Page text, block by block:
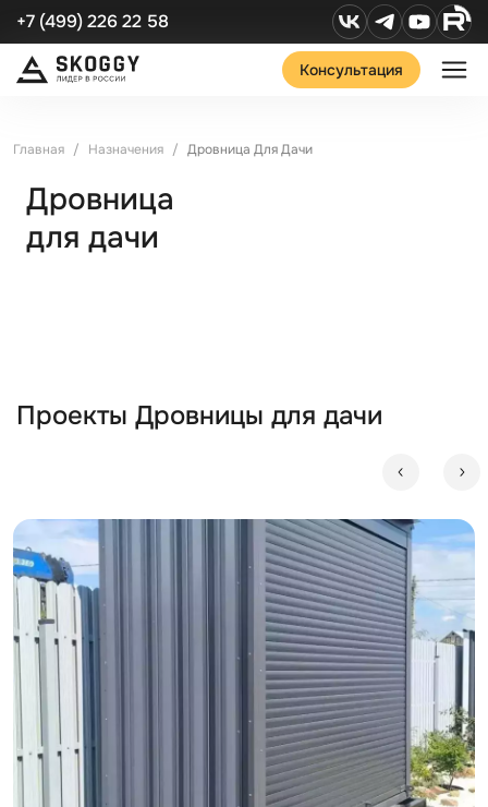
+7 (499) 226 22 58
Консультация
Главная Назначения Дровница Для Дачи
Дровница
для дачи
Проекты Дровницы для дачи